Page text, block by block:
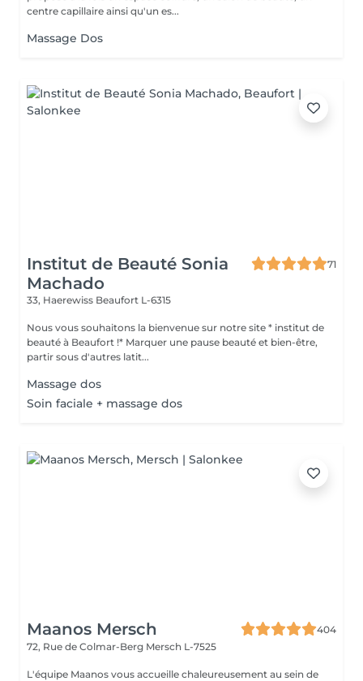
centre capillaire ainsi qu'un es...
Massage Dos
Institut de Beauté Sonia
Machado
71
33, Haerewiss Beaufort L-6315
Nous vous souhaitons la bienvenue sur notre site * institut de
beauté à Beaufort !* Marquer une pause beauté et bien-être,
partir sous d'autres latit...
Massage dos
Soin faciale + massage dos
Maanos Mersch
404
72, Rue de Colmar-Berg Mersch L-7525
L'équipe Maanos vous accueille chaleureusement au sein de